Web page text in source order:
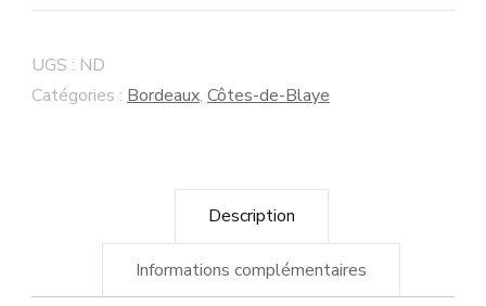
La
Garde
Bordeaux
UGS : ND
Catégories : Bordeaux, Côtes-de-Blaye
Description
Informations complémentaires